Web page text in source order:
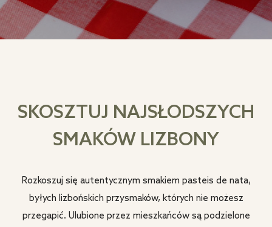
SKOSZTUJ NAJSŁODSZYCH
SMAKÓW LIZBONY
Rozkoszuj się autentycznym smakiem pasteis de nata,
byłych lizbońskich przysmaków, których nie możesz
przegapić. Ulubione przez mieszkańców są podzielone